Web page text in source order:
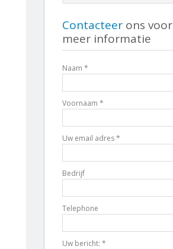
Contacteer ons voor
meer informatie
Naam *
Voornaam *
Uw email adres *
Bedrijf
Telephone
Uw bericht: *